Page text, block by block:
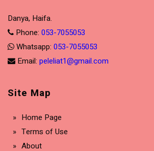
Danya, Haifa.
Phone: 053-7055053
Whatsapp: 053-7055053
Email: peleliat1@gmail.com
Site Map
Home Page
Terms of Use
About